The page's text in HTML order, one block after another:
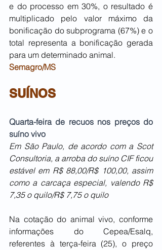
e do processo em 30%, o resultado é
multiplicado pelo valor máximo da
bonificação do subprograma (67%) e o
total representa a bonificação gerada
para um determinado animal.
Semagro/MS
SUÍNOS
Quarta-feira de recuos nos preços do
suíno vivo
Em São Paulo, de acordo com a Scot
Consultoria, a arroba do suíno CIF ficou
estável em R$ 88,00/R$ 100,00, assim
como a carcaça especial, valendo R$
7,35 o quilo/R$ 7,75 o quilo
Na cotação do animal vivo, conforme
informações do Cepea/Esalq,
referentes à terça-feira (25), o preço